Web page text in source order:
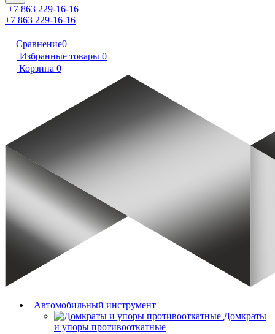
+7 863 229-16-16
+7 863 229-16-16
Сравнение0
Избранные товары 0
Корзина 0
Автомобильный инструмент
Домкраты
и упоры противооткатные